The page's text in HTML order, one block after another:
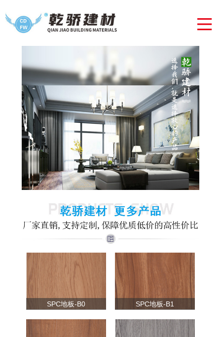
SPC地板-B0 SPC地板-B1